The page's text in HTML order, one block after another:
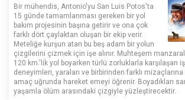
Bir mühendis, Antonio'yu San Luis Potos'ta
15 günde tamamlanması gereken bir yol
bakım projesinin başına getirir ve ona çok
farklı dört çaylaktan oluşan bir ekip verir.
Meteliğe kurşun atan bu beş adam bir yolun
çizgilerini çizmek için işe alınır. Muhteşem
120 km.'lik yol boyarken türlü zorluklarla karşılaşan
deneyimleri, yaraları ve birbirinden farklı
amaç uğrunda hareket emeyi öğrenir. Boyadıkları
yaşamla ölüm arasındaki çizgiyle yüzleştirecektir.